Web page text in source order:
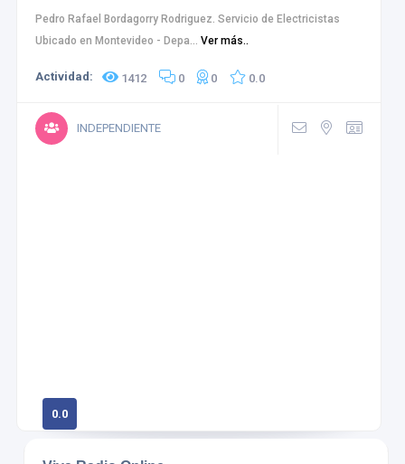
Pedro Rafael Bordagorry Rodriguez. Servicio de Electricistas
Ubicado en Montevideo - Depa... Ver más..
Actividad: 1412 0 0 0.0
INDEPENDIENTE
0.0